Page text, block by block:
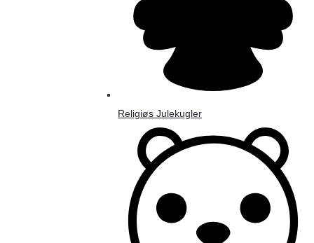
Religiøs Julekugler